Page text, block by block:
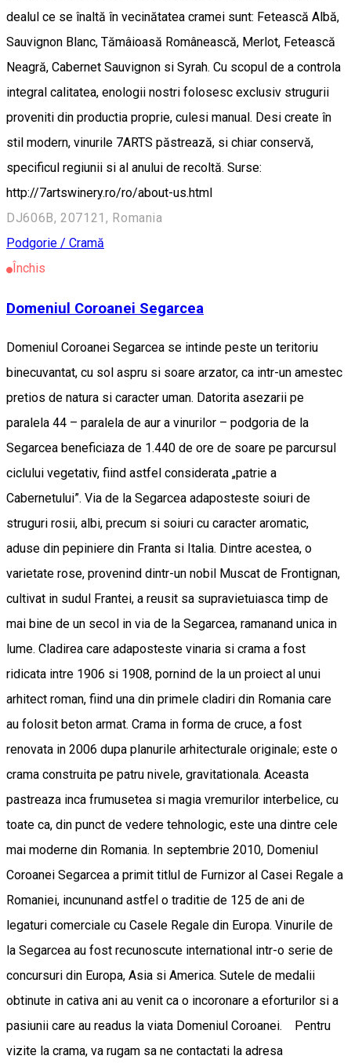
dealul ce se înaltă în vecinătatea cramei sunt: Fetească Albă,
Sauvignon Blanc, Tămâioasă Românească, Merlot, Fetească
Neagră, Cabernet Sauvignon si Syrah. Cu scopul de a controla
integral calitatea, enologii nostri folosesc exclusiv strugurii
proveniti din productia proprie, culesi manual. Desi create în
stil modern, vinurile 7ARTS păstrează, si chiar conservă,
specificul regiunii si al anului de recoltă. Surse:
http://7artswinery.ro/ro/about-us.html
DJ606B, 207121, Romania
Podgorie / Cramă
Închis
Domeniul Coroanei Segarcea
Domeniul Coroanei Segarcea se intinde peste un teritoriu
binecuvantat, cu sol aspru si soare arzator, ca intr-un amestec
pretios de natura si caracter uman. Datorita asezarii pe
paralela 44 – paralela de aur a vinurilor – podgoria de la
Segarcea beneficiaza de 1.440 de ore de soare pe parcursul
ciclului vegetativ, fiind astfel considerata „patrie a
Cabernetului”. Via de la Segarcea adaposteste soiuri de
struguri rosii, albi, precum si soiuri cu caracter aromatic,
aduse din pepiniere din Franta si Italia. Dintre acestea, o
varietate rose, provenind dintr-un nobil Muscat de Frontignan,
cultivat in sudul Frantei, a reusit sa supravietuiasca timp de
mai bine de un secol in via de la Segarcea, ramanand unica in
lume. Cladirea care adaposteste vinaria si crama a fost
ridicata intre 1906 si 1908, pornind de la un proiect al unui
arhitect roman, fiind una din primele cladiri din Romania care
au folosit beton armat. Crama in forma de cruce, a fost
renovata in 2006 dupa planurile arhitecturale originale; este o
crama construita pe patru nivele, gravitationala. Aceasta
pastreaza inca frumusetea si magia vremurilor interbelice, cu
toate ca, din punct de vedere tehnologic, este una dintre cele
mai moderne din Romania. In septembrie 2010, Domeniul
Coroanei Segarcea a primit titlul de Furnizor al Casei Regale a
Romaniei, incununand astfel o traditie de 125 de ani de
legaturi comerciale cu Casele Regale din Europa. Vinurile de
la Segarcea au fost recunoscute international intr-o serie de
concursuri din Europa, Asia si America. Sutele de medalii
obtinute in cativa ani au venit ca o incoronare a eforturilor si a
pasiunii care au readus la viata Domeniul Coroanei. Pentru
vizite la crama, va rugam sa ne contactati la adresa